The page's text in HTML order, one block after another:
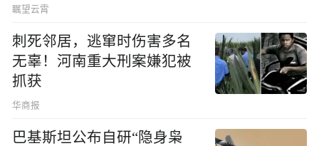
瞩望云霄
刺死邻居，逃窜时伤害多名
无辜！河南重大刑案嫌犯被
抓获
华商报
巴基斯坦公布自研“隐身枭